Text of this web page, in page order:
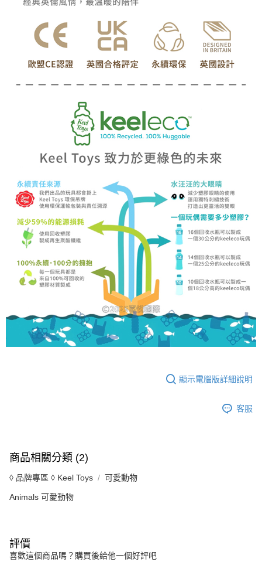
顯示電腦版詳細說明
客服
商品相關分類 (2)
◊ 品牌專區 ◊ Keel Toys 可愛動物
Animals 可愛動物
評價
喜歡這個商品嗎？購買後給他一個好評吧